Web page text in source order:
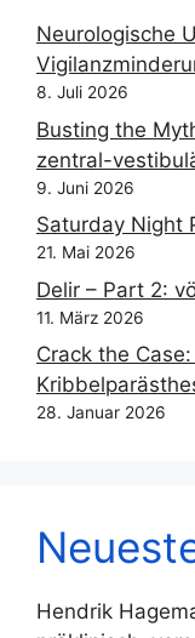
Neurologische
8. Juli 2026
Busting the
zentral-
9. Juni 2026
Saturday Night
21. Mai 2026
Delir – Part 2:
11. März 2026
Crack the
28. Januar 2026
Hendrik